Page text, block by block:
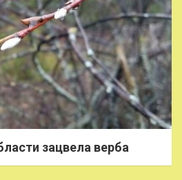
зацвела верба